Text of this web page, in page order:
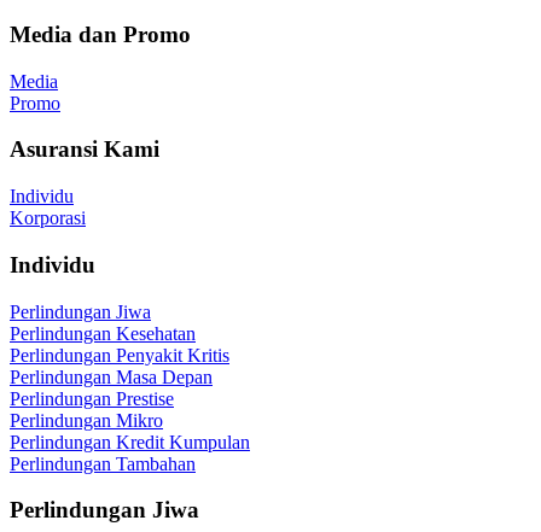
Media dan Promo
Media
Promo
Asuransi Kami
Individu
Korporasi
Individu
Perlindungan Jiwa
Perlindungan Kesehatan
Perlindungan Penyakit Kritis
Perlindungan Masa Depan
Perlindungan Prestise
Perlindungan Mikro
Perlindungan Kredit Kumpulan
Perlindungan Tambahan
Perlindungan Jiwa